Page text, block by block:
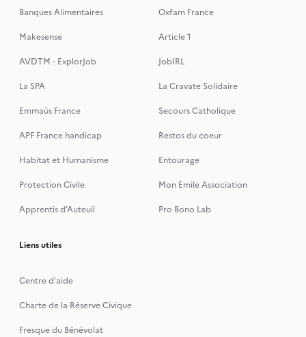
Banques Alimentaires
Oxfam France
Makesense
Article 1
AVDTM - ExplorJob
JobIRL
La SPA
La Cravate Solidaire
Emmaüs France
Secours Catholique
APF France handicap
Restos du coeur
Habitat et Humanisme
Entourage
Protection Civile
Mon Emile Association
Apprentis d’Auteuil
Pro Bono Lab
Liens utiles
Centre d'aide
Charte de la Réserve Civique
Fresque du Bénévolat